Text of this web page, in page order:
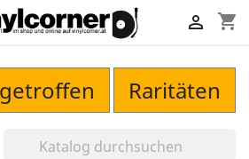
shopping_cart

Raritäten